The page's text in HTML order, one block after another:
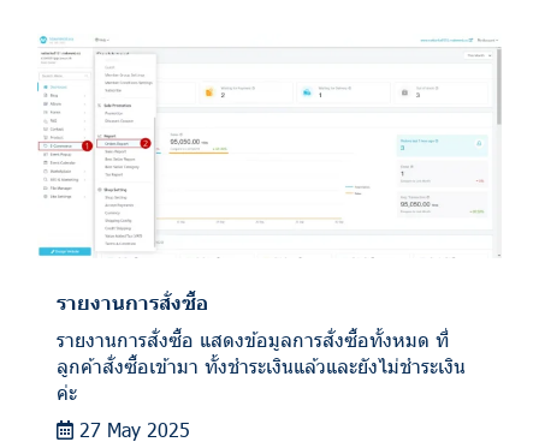
รายงานการสั่งซื้อ
รายงานการสั่งซื้อ แสดงข้อมูลการสั่งซื้อทั้งหมด ที่
ลูกค้าสั่งซื้อเข้ามา ทั้งชำระเงินแล้วและยังไม่ชำระเงิน
ค่ะ
27 May 2025